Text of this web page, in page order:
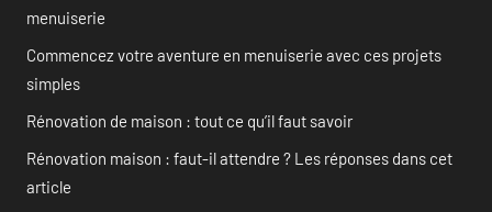
menuiserie
Commencez votre aventure en menuiserie avec ces projets
simples
Rénovation de maison : tout ce qu’il faut savoir
Rénovation maison : faut-il attendre ? Les réponses dans cet
article